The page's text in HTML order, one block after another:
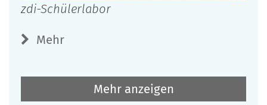
zdi-Schülerlabor
Mehr
Mehr anzeigen